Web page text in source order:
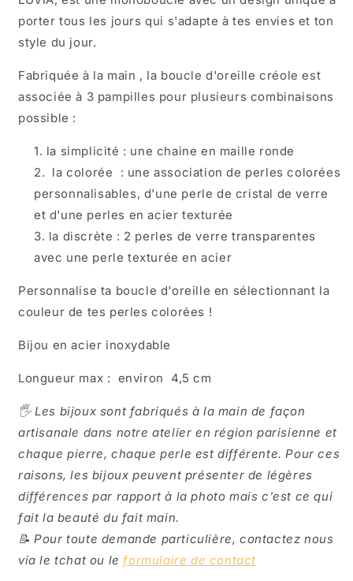
porter tous les jours qui s'adapte à tes envies et ton
style du jour.
Fabriquée à la main , la boucle d'oreille créole est
associée à 3 pampilles pour plusieurs combinaisons
possible :
la simplicité : une chaine en maille ronde
la colorée : une association de perles colorées
personnalisables, d'une perle de cristal de verre
et d'une perles en acier texturée
la discrète : 2 perles de verre transparentes
avec une perle texturée en acier
Personnalise ta boucle d'oreille en sélectionnant la
couleur de tes perles colorées !
Bijou en acier inoxydable
Longueur max : environ 4,5 cm
🖐️ Les bijoux sont fabriqués à la main de façon
artisanale dans notre atelier en région parisienne et
chaque pierre, chaque perle est différente. Pour ces
raisons, les bijoux peuvent présenter de légères
différences par rapport à la photo mais c'est ce qui
fait la beauté du fait main.
📝 Pour toute demande particulière, contactez nous
via le tchat ou le formulaire de contact